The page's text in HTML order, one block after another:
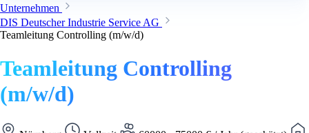
Unternehmen
DIS Deutscher Industrie Service AG
Teamleitung Controlling (m/w/d)
Teamleitung Controlling
(m/w/d)